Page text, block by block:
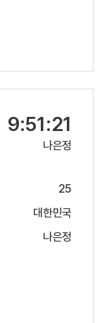
9:51:21
나은정
25
대한민국
나은정